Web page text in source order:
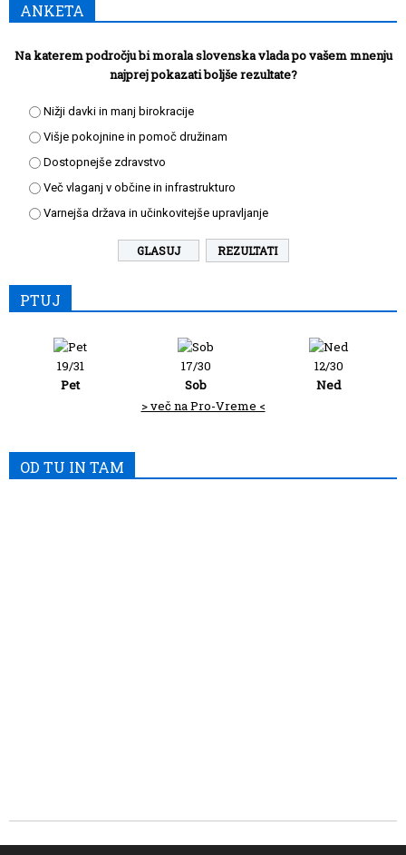
ANKETA
Na katerem področju bi morala slovenska vlada po vašem mnenju
najprej pokazati boljše rezultate?
Nižji davki in manj birokracije
Višje pokojnine in pomoč družinam
Dostopnejše zdravstvo
Več vlaganj v občine in infrastrukturo
Varnejša država in učinkovitejše upravljanje
REZULTATI
PTUJ
19/31
Pet
17/30
Sob
12/30
Ned
> več na Pro-Vreme <
OD TU IN TAM